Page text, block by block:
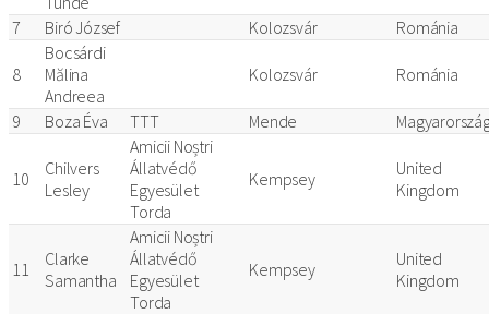
7
Biró József Kolozsvár Románia
8
Bocsárdi
Mălina
Andreea
Kolozsvár Románia
9 Boza Éva TTT Mende
10
Chilvers
Lesley
Amicii Noștri
Állatvédő
Egyesület
Torda
Kempsey
United
Kingdom
11
Clarke
Samantha
Amicii Noștri
Állatvédő
Egyesület
Torda
Kempsey
United
Kingdom